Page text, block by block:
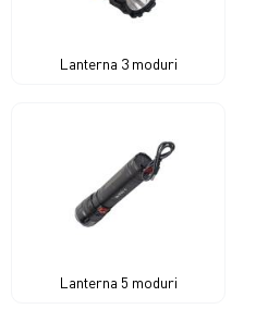
Lanterna 3 moduri
Lanterna 5 moduri